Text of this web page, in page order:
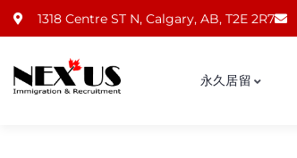
1318 Centre ST N, Calgary, AB, T2E 2R7
永久居留